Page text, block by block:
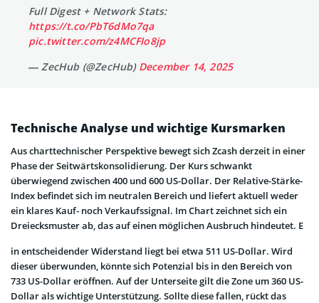
Full Digest + Network Stats:
https://t.co/PbT6dMo7qa
pic.twitter.com/z4MCFIo8jp
— ZecHub (@ZecHub) December 14, 2025
Technische Analyse und wichtige Kursmarken
Aus charttechnischer Perspektive bewegt sich Zcash derzeit in einer
Phase der Seitwärtskonsolidierung. Der Kurs schwankt
überwiegend zwischen 400 und 600 US-Dollar. Der Relative-Stärke-
Index befindet sich im neutralen Bereich und liefert aktuell weder
ein klares Kauf- noch Verkaufssignal. Im Chart zeichnet sich ein
Dreiecksmuster ab, das auf einen möglichen Ausbruch hindeutet. E
in entscheidender Widerstand liegt bei etwa 511 US-Dollar. Wird
dieser überwunden, könnte sich Potenzial bis in den Bereich von
733 US-Dollar eröffnen. Auf der Unterseite gilt die Zone um 360 US-
Dollar als wichtige Unterstützung. Sollte diese fallen, rückt das